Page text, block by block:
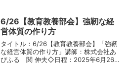
イブ～経営者なら知らないとヤバい～を
開催します。セミ...
6/26【教育教養部会】強靭な経
営体質の作り方
タイトル：6/26【教育教養部会】「強靭
な経営体質の作り方」講師：株式会社あ
ぴふる 関 伸夫◇日程：2025年6月26日